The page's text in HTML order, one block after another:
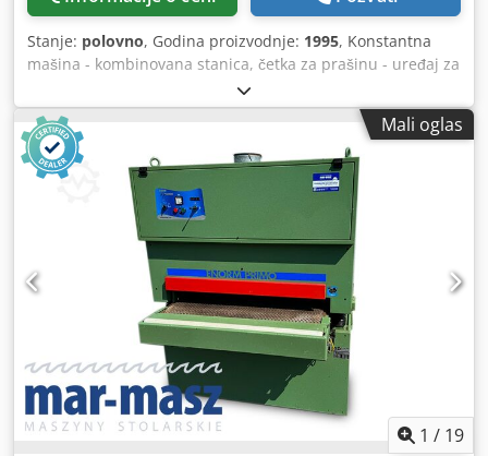
Stanje: polovno, Godina proizvodnje: 1995, Konstantna
mašina - kombinovana stanica, četka za prašinu - uređaj za
merenje debljine - elektronska jedinična brusna cipela
MCS sistem Weber 32 mm - žljebljeni čelični kalibracioni
valjak - izduvavanje trake - vakuumski tepih. Širina
brušenja: 1100 mm. Pogon: 15 kW. Posuv približno 1,1 kW.
Podešavanje visine 0,25 kW. Dimenzije brusnog traka: 1150
x 2500 mm. Maks. debljina obratka: 150 mm. Širina
mašine: 1700 mm. Dužina mašine: 2000 mm. Visina
mašine: 2160 + 150 mm. Težina mašine: 1900 kg.
Konstantna radna visina: 850 mm. Priključak za usisavanje:
traka 180 mm / četka 120 mm. Količina usisnog vazduha:
0,74 m³/s. Priključna snaga: 23 kW. Priključak za
komprimovani vazduh: 7 bar. Brzina posmaka: 3–15 m/min.
Radnih sati: 7000 h. Dsdpfx Aljx Twcpj Iock Magacin:
Nattheim
Mali oglas
1 / 19